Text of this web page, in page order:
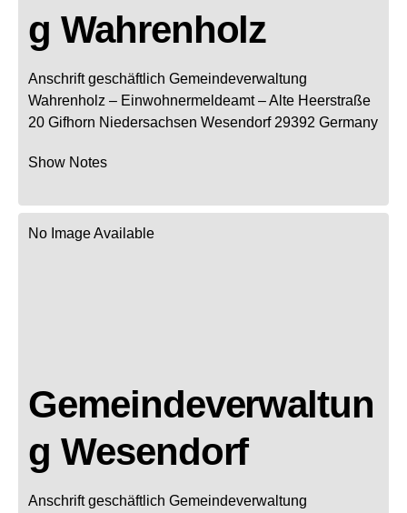
g Wahrenholz
Anschrift geschäftlich Gemeindeverwaltung
Wahrenholz – Einwohnermeldeamt –Alte Heerstraße
20 Gifhorn Niedersachsen Wesendorf 29392 Germany
Show Notes
No Image Available
Gemeindeverwaltun
g Wesendorf
Anschrift geschäftlich Gemeindeverwaltung